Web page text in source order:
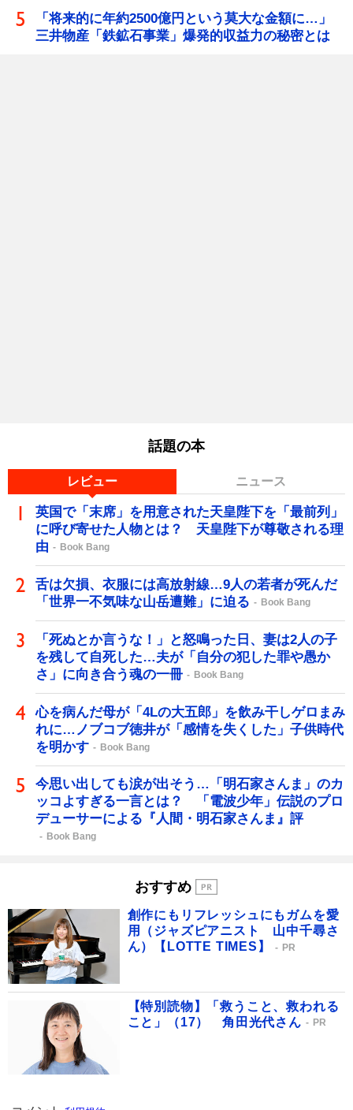
「将来的に年約2500億円という莫大な金額に…」
三井物産「鉄鉱石事業」爆発的収益力の秘密とは
話題の本
レビュー ニュース
英国で「末席」を用意された天皇陛下を「最前列」
に呼び寄せた人物とは？ 天皇陛下が尊敬される理
由
Book Bang
舌は欠損、衣服には高放射線…9人の若者が死んだ
「世界一不気味な山岳遭難」に迫る
Book Bang
「死ぬとか言うな！」と怒鳴った日、妻は2人の子
を残して自死した…夫が「自分の犯した罪や愚か
さ」に向き合う魂の一冊
Book Bang
心を病んだ母が「4Lの大五郎」を飲み干しゲロまみ
れに…ノブコブ徳井が「感情を失くした」子供時代
を明かす
Book Bang
今思い出しても涙が出そう…「明石家さんま」のカ
ッコよすぎる一言とは？ 「電波少年」伝説のプロ
デューサーによる『人間・明石家さんま』評
Book Bang
おすすめ
創作にもリフレッシュにもガムを愛
用（ジャズピアニスト 山中千尋さ
ん）【LOTTE TIMES】
PR
【特別読物】「救うこと、救われる
こと」（17） 角田光代さん
PR